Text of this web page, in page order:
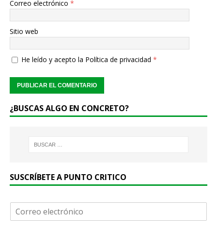
Correo electrónico *
Sitio web
He leído y acepto la Política de privacidad *
¿BUSCAS ALGO EN CONCRETO?
SUSCRÍBETE A PUNTO CRITICO